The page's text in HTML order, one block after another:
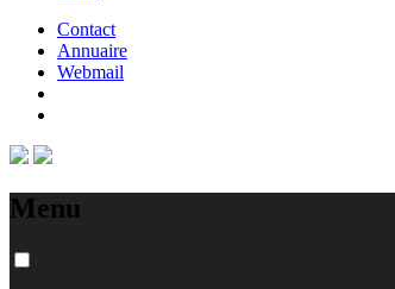
Contact
Annuaire
Webmail
Menu